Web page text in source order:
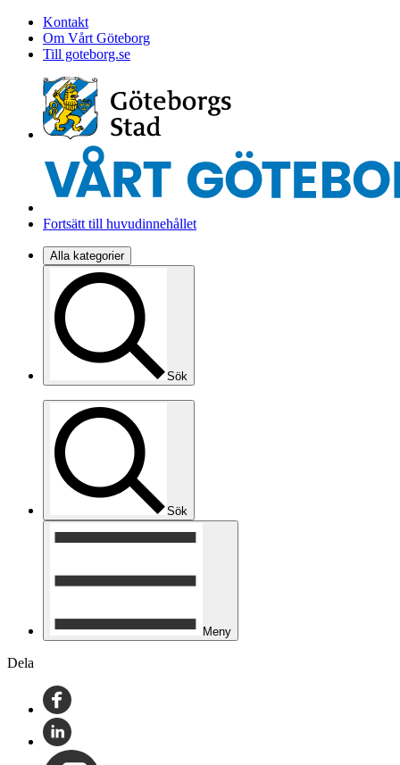
Kontakt
Om Vårt Göteborg
Till goteborg.se
Fortsätt till huvudinnehållet
Alla kategorier
Sök
Sök
Meny
Dela